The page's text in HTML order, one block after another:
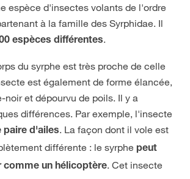
espèce d'insectes volants de l'ordre
à la famille des Syrphidae. Il
espèces différentes.
du syrphe est très proche de celle
est également de forme élancée,
noir et dépourvu de poils. Il y a
différences. Par exemple, l'insecte
paire d'ailes. La façon dont il vole est
différente : le syrphe peut
comme un hélicoptère. Cet insecte